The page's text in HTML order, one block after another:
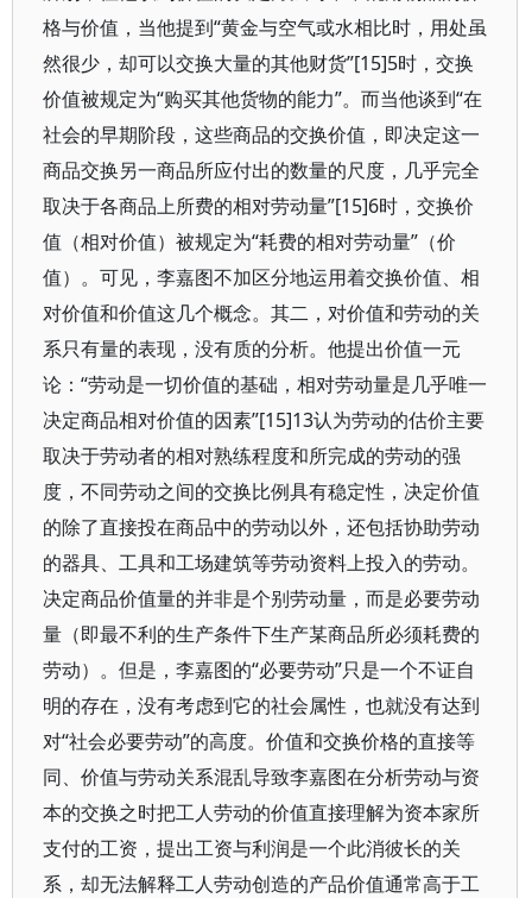
格与价值，当他提到“黄金与空气或水相比时，用处虽
然很少，却可以交换大量的其他财货”[15]5时，交换
价值被规定为“购买其他货物的能力”。而当他谈到“在
社会的早期阶段，这些商品的交换价值，即决定这一
商品交换另一商品所应付出的数量的尺度，几乎完全
取决于各商品上所费的相对劳动量”[15]6时，交换价
值（相对价值）被规定为“耗费的相对劳动量”（价
值）。可见，李嘉图不加区分地运用着交换价值、相
对价值和价值这几个概念。其二，对价值和劳动的关
系只有量的表现，没有质的分析。他提出价值一元
论：“劳动是一切价值的基础，相对劳动量是几乎唯一
决定商品相对价值的因素”[15]13认为劳动的估价主要
取决于劳动者的相对熟练程度和所完成的劳动的强
度，不同劳动之间的交换比例具有稳定性，决定价值
的除了直接投在商品中的劳动以外，还包括协助劳动
的器具、工具和工场建筑等劳动资料上投入的劳动。
决定商品价值量的并非是个别劳动量，而是必要劳动
量（即最不利的生产条件下生产某商品所必须耗费的
劳动）。但是，李嘉图的“必要劳动”只是一个不证自
明的存在，没有考虑到它的社会属性，也就没有达到
对“社会必要劳动”的高度。价值和交换价格的直接等
同、价值与劳动关系混乱导致李嘉图在分析劳动与资
本的交换之时把工人劳动的价值直接理解为资本家所
支付的工资，提出工资与利润是一个此消彼长的关
系，却无法解释工人劳动创造的产品价值通常高于工